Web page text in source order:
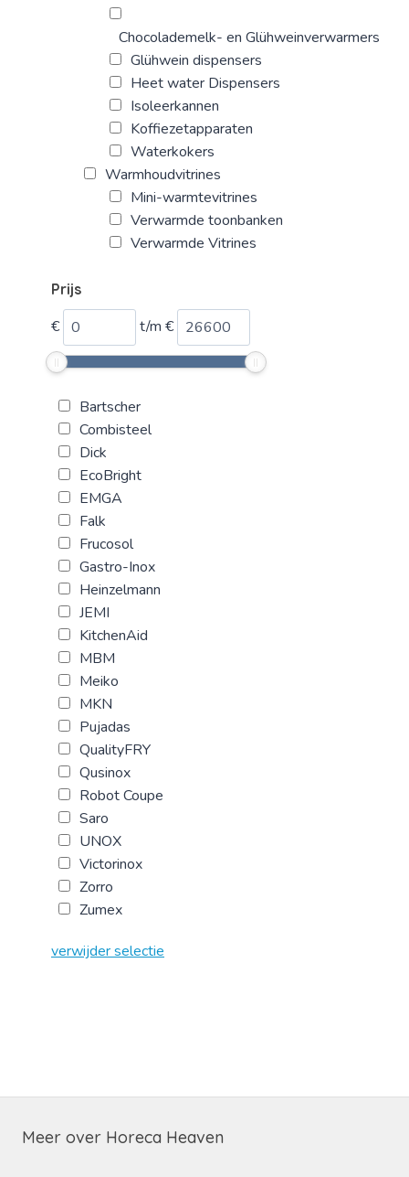
Chocolademelk- en Glühweinverwarmers
Glühwein dispensers
Heet water Dispensers
Isoleerkannen
Koffiezetapparaten
Waterkokers
Warmhoudvitrines
Mini-warmtevitrines
Verwarmde toonbanken
Verwarmde Vitrines
Prijs
€ t/m €
Bartscher
Combisteel
Dick
EcoBright
EMGA
Falk
Frucosol
Gastro-Inox
Heinzelmann
JEMI
KitchenAid
MBM
Meiko
MKN
Pujadas
QualityFRY
Qusinox
Robot Coupe
Saro
UNOX
Victorinox
Zorro
Zumex
verwijder selectie
Meer over Horeca Heaven